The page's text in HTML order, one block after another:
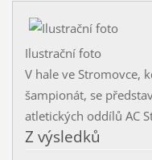
Ilustrační foto
V hale ve Stromovce,
šampionát, se
atletických oddílů AC
Z výsledků